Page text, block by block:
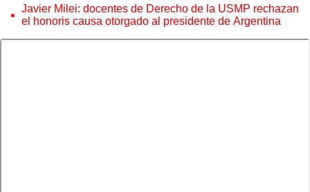
Javier Milei: docentes de Derecho de la USMP rechazan
el honoris causa otorgado al presidente de Argentina